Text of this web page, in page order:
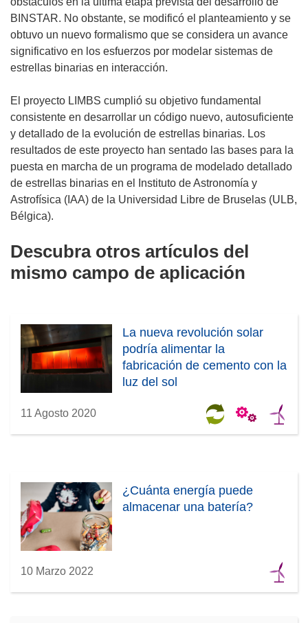
BINSTAR. No obstante, se modificó el planteamiento y se
obtuvo un nuevo formalismo que se considera un avance
significativo en los esfuerzos por modelar sistemas de
estrellas binarias en interacción.
El proyecto LIMBS cumplió su objetivo fundamental
consistente en desarrollar un código nuevo, autosuficiente
y detallado de la evolución de estrellas binarias. Los
resultados de este proyecto han sentado las bases para la
puesta en marcha de un programa de modelado detallado
de estrellas binarias en el Instituto de Astronomía y
Astrofísica (IAA) de la Universidad Libre de Bruselas (ULB,
Bélgica).
Descubra otros artículos del
mismo campo de aplicación
La nueva revolución solar
podría alimentar la
fabricación de cemento con la
luz del sol
11 Agosto 2020
¿Cuánta energía puede
almacenar una batería?
10 Marzo 2022